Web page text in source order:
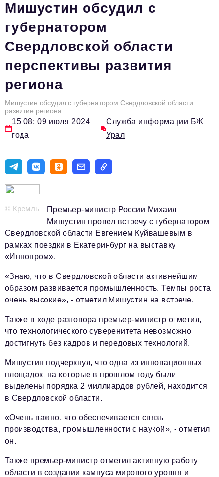
Технологии и тренды
Ниши и рынки
Цитаты
Туризм
Новости
Импортозамещение
ИННОПРОМ
Топ-100 влиятельных людей Свердловской области
Авторские материалы
ТОП-100 влиятельных людей — 2025
Телефон редакции:+7 495 727-01-67
Электронные почты редакции:
Информационный отдел
info@business-magazine.online
Отдел рекламы
reklama@business-magazine.online
Отдел распространения/редакционная подписка
Отдел по работе с партнерами
partner@business-magazine.online
Мишустин обсудил с
губернатором
Свердловской области
перспективы развития
региона
Мишустин обсудил с губернатором Свердловской области
развитие региона
15:08; 09 июля 2024
года
Служба информации БЖ
Урал
© Кремль
Премьер-министр России Михаил
Мишустин провел встречу с губернатором
Свердловской области Евгением Куйвашевым в
рамках поездки в Екатеринбург на выставку
«Иннопром».
«Знаю, что в Свердловской области активнейшим
образом развивается промышленность. Темпы роста
очень высокие», - отметил Мишустин на встрече.
Также в ходе разговора премьер-министр отметил,
что технологического суверенитета невозможно
достигнуть без кадров и передовых технологий.
Мишустин подчеркнул, что одна из инновационных
площадок, на которые в прошлом году были
выделены порядка 2 миллиардов рублей, находится
в Свердловской области.
«Очень важно, что обеспечивается связь
производства, промышленности с наукой», - отметил
он.
Также премьер-министр отметил активную работу
области в создании кампуса мирового уровня и